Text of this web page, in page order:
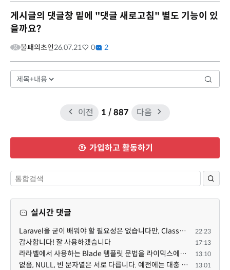
게시글의 댓글창 밑에 "댓글 새로고침" 별도 기능이 있
을까요?
불패의초인26.07.21 0 2
이전 1 / 887 다음
가입하고 활동하기
실시간 댓글
Laravel을 굳이 배워야 할 필요성은 없습니다만, Class기반의 객체 지향 프로그래밍과, PSR-4라는 Composer... 22:23
감사합니다! 잘 사용하겠습니다 17:13
라라벨에서 사용하는 Blade 템플릿 문법을 라이믹스에서도 일부분 도입하였는데, 양쪽의 템플릿 매뉴얼 분량... 13:10
없음, NULL, 빈 문자열은 서로 다릅니다. 예전에는 대충 써도 서로 통용되었지만, 그것 때문에 버그나 보안... 13:01